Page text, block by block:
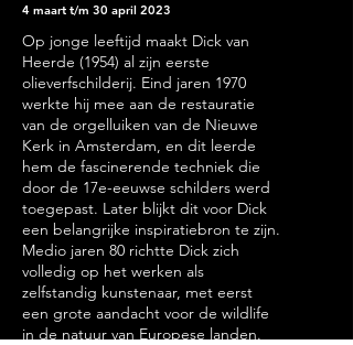
4 maart t/m 30 april 2023
Op jonge leeftijd maakt Dick van
Heerde (1954) al zijn eerste
olieverfschilderij. Eind jaren 1970
werkte hij mee aan de restauratie
van de orgelluiken van de Nieuwe
Kerk in Amsterdam, en dit leerde
hem de fascinerende techniek die
door de 17e-eeuwse schilders werd
toegepast. Later blijkt dit voor Dick
een belangrijke inspiratiebron te zijn.
Medio jaren 80 richtte Dick zich
volledig op het werken als
zelfstandig kunstenaar, met eerst
een grote aandacht voor de wildlife
in de natuur van Europese landen.